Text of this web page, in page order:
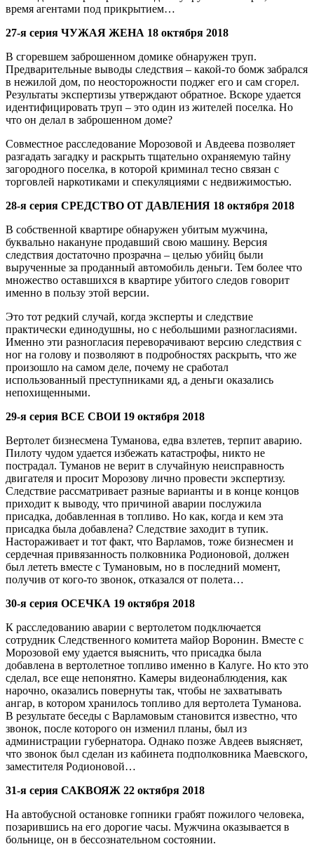
время агентами под прикрытием…
27-я серия ЧУЖАЯ ЖЕНА 18 октября 2018
В сгоревшем заброшенном домике обнаружен труп.
Предварительные выводы следствия – какой-то бомж забрался
в нежилой дом, по неосторожности поджег его и сам сгорел.
Результаты экспертизы утверждают обратное. Вскоре удается
идентифицировать труп – это один из жителей поселка. Но
что он делал в заброшенном доме?
Совместное расследование Морозовой и Авдеева позволяет
разгадать загадку и раскрыть тщательно охраняемую тайну
загородного поселка, в которой криминал тесно связан с
торговлей наркотиками и спекуляциями с недвижимостью.
28-я серия СРЕДСТВО ОТ ДАВЛЕНИЯ 18 октября 2018
В собственной квартире обнаружен убитым мужчина,
буквально накануне продавший свою машину. Версия
следствия достаточно прозрачна – целью убийц были
вырученные за проданный автомобиль деньги. Тем более что
множество оставшихся в квартире убитого следов говорит
именно в пользу этой версии.
Это тот редкий случай, когда эксперты и следствие
практически единодушны, но с небольшими разногласиями.
Именно эти разногласия переворачивают версию следствия с
ног на голову и позволяют в подробностях раскрыть, что же
произошло на самом деле, почему не сработал
использованный преступниками яд, а деньги оказались
непохищенными.
29-я серия ВСЕ СВОИ 19 октября 2018
Вертолет бизнесмена Туманова, едва взлетев, терпит аварию.
Пилоту чудом удается избежать катастрофы, никто не
пострадал. Туманов не верит в случайную неисправность
двигателя и просит Морозову лично провести экспертизу.
Следствие рассматривает разные варианты и в конце концов
приходит к выводу, что причиной аварии послужила
присадка, добавленная в топливо. Но как, когда и кем эта
присадка была добавлена? Следствие заходит в тупик.
Настораживает и тот факт, что Варламов, тоже бизнесмен и
сердечная привязанность полковника Родионовой, должен
был лететь вместе с Тумановым, но в последний момент,
получив от кого-то звонок, отказался от полета…
30-я серия ОСЕЧКА 19 октября 2018
К расследованию аварии с вертолетом подключается
сотрудник Следственного комитета майор Воронин. Вместе с
Морозовой ему удается выяснить, что присадка была
добавлена в вертолетное топливо именно в Калуге. Но кто это
сделал, все еще непонятно. Камеры видеонаблюдения, как
нарочно, оказались повернуты так, чтобы не захватывать
ангар, в котором хранилось топливо для вертолета Туманова.
В результате беседы с Варламовым становится известно, что
звонок, после которого он изменил планы, был из
администрации губернатора. Однако позже Авдеев выясняет,
что звонок был сделан из кабинета подполковника Маевского,
заместителя Родионовой…
31-я серия САКВОЯЖ 22 октября 2018
На автобусной остановке гопники грабят пожилого человека,
позарившись на его дорогие часы. Мужчина оказывается в
больнице, он в бессознательном состоянии.